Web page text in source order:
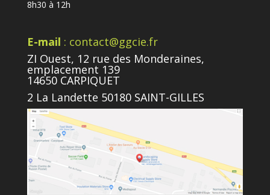
8h30 à 12h
E-mail : contact@ggcie.fr
ZI Ouest, 12 rue des Monderaines,
emplacement 139
14650 CARPIQUET
2 La Landette 50180 SAINT-GILLES